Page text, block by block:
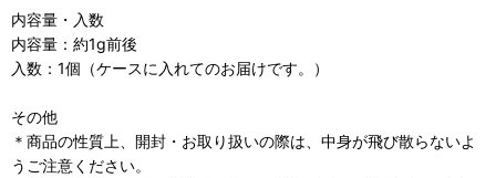
内容量・入数
内容量：約1g前後
入数：1個（ケースに入れてのお届けです。）
その他
＊商品の性質上、開封・お取り扱いの際は、中身が飛び散らないよ
うご注意ください。